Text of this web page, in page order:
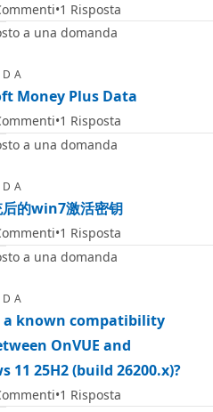
1 Risposta
a una domanda
Money Plus Data
1 Risposta
a una domanda
的win7激活密钥
1 Risposta
a una domanda
a known compatibility
OnVUE and
11 25H2 (build 26200.x)?
1 Risposta